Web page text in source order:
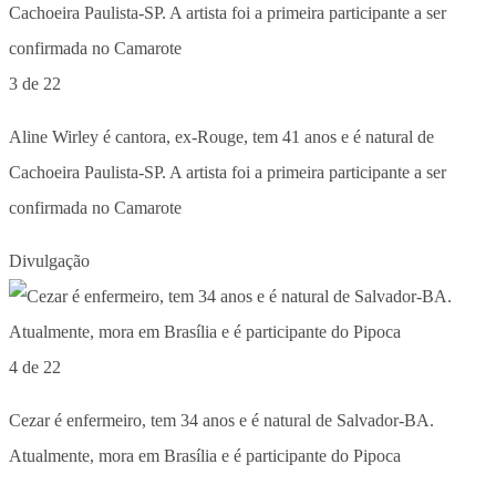
3 de 22
Aline Wirley é cantora, ex-Rouge, tem 41 anos e é natural de
Cachoeira Paulista-SP. A artista foi a primeira participante a ser
confirmada no Camarote
Divulgação
4 de 22
Cezar é enfermeiro, tem 34 anos e é natural de Salvador-BA.
Atualmente, mora em Brasília e é participante do Pipoca